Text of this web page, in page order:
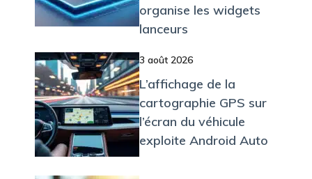
organise les widgets
lanceurs
3 août 2026
L’affichage de la
cartographie GPS sur
l’écran du véhicule
exploite Android Auto